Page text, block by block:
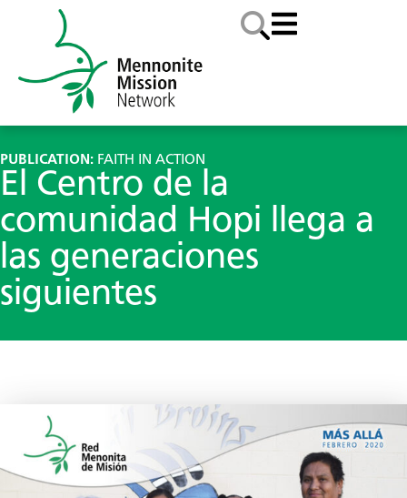
PUBLICATION: FAITH IN ACTION
El Centro de la
comunidad Hopi llega a
las generaciones
siguientes